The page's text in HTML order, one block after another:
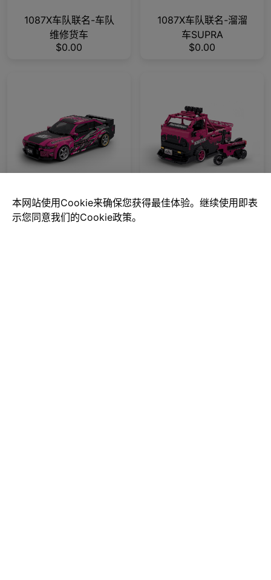
1087X车队联名-车队
维修货车
$0.00
1087X车队联名-溜溜
车SUPRA
$0.00
1087X车队联名-高璇
座驾R32
1087X车队联名-车队
本网站使用Cookie来确保您获得最佳体验。继续使用即表
示您同意我们的Cookie政策。